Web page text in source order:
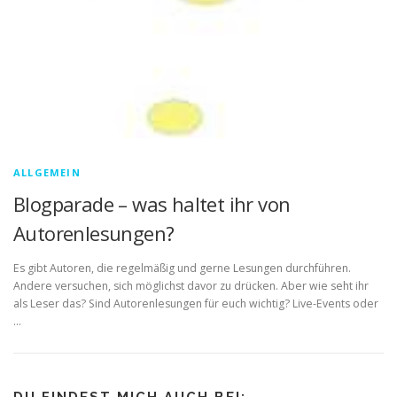
ALLGEMEIN
Blogparade – was haltet ihr von
Autorenlesungen?
Es gibt Autoren, die regelmäßig und gerne Lesungen durchführen.
Andere versuchen, sich möglichst davor zu drücken. Aber wie seht ihr
als Leser das? Sind Autorenlesungen für euch wichtig? Live-Events oder
…